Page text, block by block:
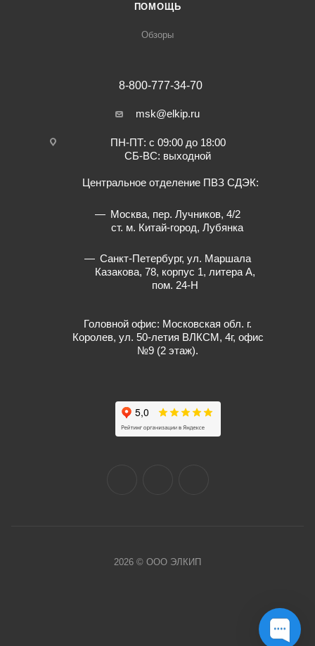
ПОМОЩЬ
Обзоры
8-800-777-34-70
msk@elkip.ru
ПН-ПТ: с 09:00 до 18:00
СБ-ВС: выходной
Центральное отделение ПВЗ СДЭК:
Москва, пер. Лучников, 4/2
ст. м. Китай-город, Лубянка
Санкт-Петербург, ул. Маршала
Казакова, 78, корпус 1, литера А,
пом. 24-Н
Головной офис: Московская обл. г.
Королев, ул. 50-летия ВЛКСМ, 4г, офис
№9 (2 этаж).
2026 © ООО ЭЛКИП